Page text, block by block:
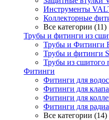
Инструменты
Коллекторные
Все категории (11)
Трубы и фитинги из
Трубы и Фитинги
Трубы и фитинги
Трубы из сшитого
Фитинги
Фитинги для
Фитинги для
Фитинги для
Фитинги для
Все категории (14)